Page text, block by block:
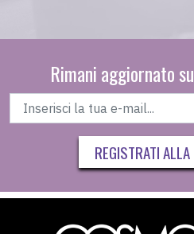
Rimani aggiornato
REGISTRATI